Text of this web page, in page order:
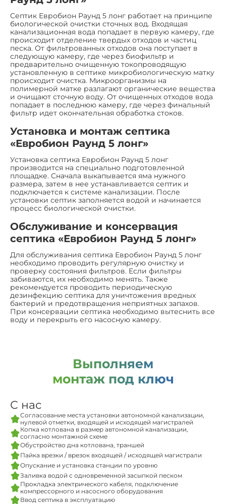
Септик Евробион Раунд 5 лонг работает на принципе
биологической очистки сточных вод. Входящая
канализационная вода попадает в первую камеру, где
происходит отделение твердых отходов и частиц
песка. От фильтрованных отходов она поступает в
следующую камеру, где через биофильтр и
предварительно очищенную токопроводящую
установленную в септике микробиологическую матку
происходит очистка. Микроорганизмы на
полимерной матке разлагают органические вещества
и очищают сточную воду. От очищенных отходов вода
попадает в последнюю камеру, где через финальный
фильтр идет окончательная обработка стоков.
Установка и монтаж септика
«Евробион Раунд 5 лонг»
Установка септика Евробион Раунд 5 лонг
производится на специально подготовленной
площадке. Сначала выкапывается яма нужного
размера, затем в нее устанавливается септик и
подключается к системе канализации. После
установки септик заполняется водой и начинается
процесс биологической очистки.
Обслуживание и консервация
септика «Евробион Раунд 5 лонг»
Для обслуживания септика Евробион Раунд 5 лонг
необходимо проводить регулярную очистку и
проверку состояния фильтров. Если фильтры
забиваются, их необходимо менять. Также
рекомендуется проводить периодическую
дезинфекцию септика для уничтожения вредных
бактерий и предотвращения неприятных запахов.
При консервации септика необходимо вытеснить все
воду и перекрыть его насосную камеру.
Выполняем
монтаж под ключ
С нас
Согласование места установки автономной канализации,
нулевой отметки, входящей и исходящей магистралей
Копка котлована в размер автономной канализации,
согласно монтажной схеме
Обустройство дна котлована, траншей
Пайка врезки / врезок входящей / исходящей магистрали
Опускание и установка станции по уровню
Заливка водой с одновременной засыпкой песком
Прокладка электрического кабеля, подключение
компрессорного и насосного оборудования
Ввод септика в эксплуатацию